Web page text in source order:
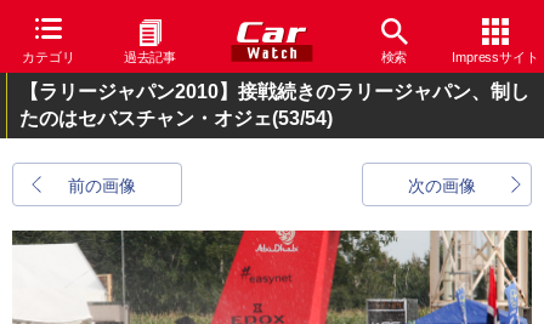
カテゴリ 過去記事 検索 Impressサイト
【ラリージャパン2010】接戦続きのラリージャパン、制し
たのはセバスチャン・オジェ(53/54)
前の画像 次の画像